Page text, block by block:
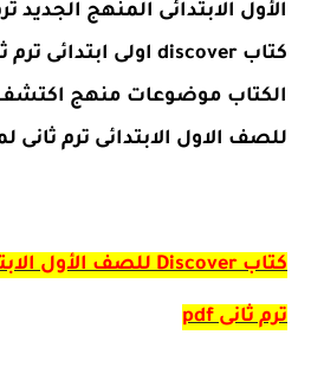
كتاب discover اولى ابتدائى ترم
للصف الاول الابتدائى ترم ثانى
كتابDiscoverللصف الأول
ترم ثانىpdf